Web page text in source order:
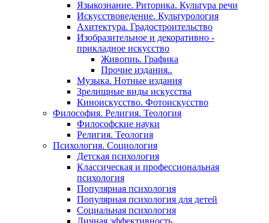
Языкознание. Риторика. Культура речи
Искусствоведение. Культурология
Ахитектура. Градостроительство
Изобразительное и декоративно -
прикладное искусство
Живопиь. Графика
Прочие издания..
Музыка. Нотные издания
Зрелищные виды искусства
Киноискусство. Фотоискусство
Философия. Религия. Теология
Философские науки
Религия. Теология
Психология. Социология
Детская психология
Классическая и профессиональная
психология
Популярная психология
Популярная психология для детей
Социальная психология
Личная эффективность